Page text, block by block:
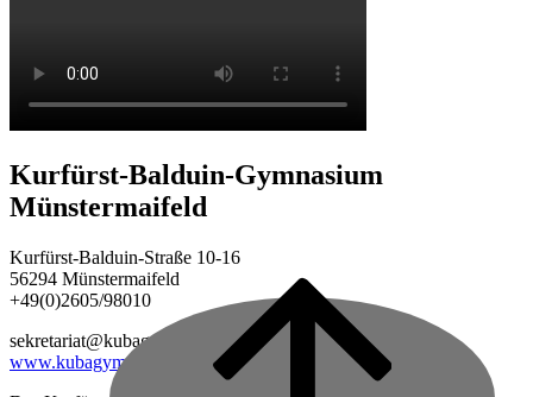
top
Kurfürst-Balduin-Gymnasium
Münstermaifeld
Kurfürst-Balduin-Straße 10-16
56294 Münstermaifeld
+49(0)2605/98010
sekretariat@kubagym.de
www.kubagym.org